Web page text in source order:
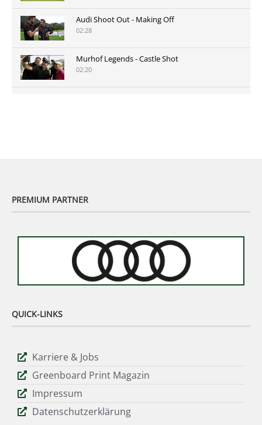
Audi Shoot Out - Making Off
02:28
Murhof Legends - Castle Shot
02:20
PREMIUM PARTNER
QUICK-LINKS
Karriere & Jobs
Greenboard Print Magazin
Impressum
Datenschutzerklärung